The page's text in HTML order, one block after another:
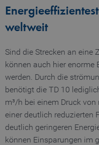
weltweit
Sind die Strecken an eine
können auch hier enorme
werden. Durch die
benötigt die TD 10
m³/h bei einem Druck
einer deutlich reduzierten
deutlich geringeren
können Einsparungen im